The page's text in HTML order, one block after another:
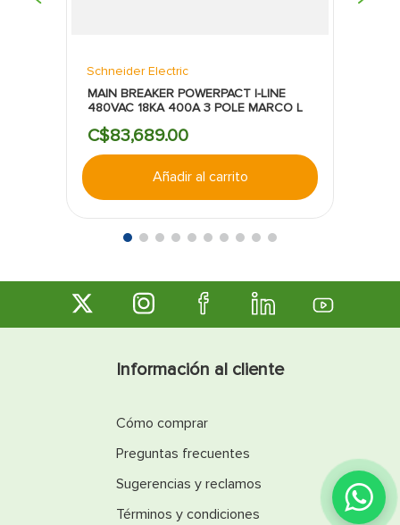
Schneider Electric
MAIN BREAKER POWERPACT I-LINE
480VAC 18KA 400A 3 POLE MARCO L
C$83,689.00
Añadir al carrito
Información al cliente
Cómo comprar
Preguntas frecuentes
Sugerencias y reclamos
Términos y condiciones